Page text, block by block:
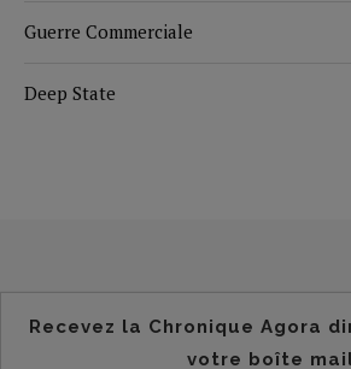
Guerre Commerciale
Deep State
Recevez la Chronique Agora
votre boîte